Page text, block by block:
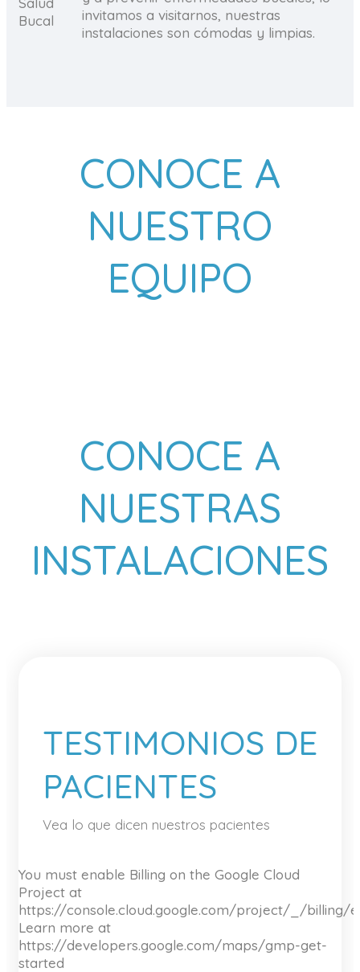
invitamos a visitarnos, nuestras
instalaciones son cómodas y limpias.
CONOCE A
NUESTRO
EQUIPO
CONOCE A
NUESTRAS
INSTALACIONES
TESTIMONIOS DE
PACIENTES
Vea lo que dicen nuestros pacientes
You must enable Billing on the Google Cloud
Project at
https://console.cloud.google.com/project/_/billing/
Learn more at
https://developers.google.com/maps/gmp-get-
started